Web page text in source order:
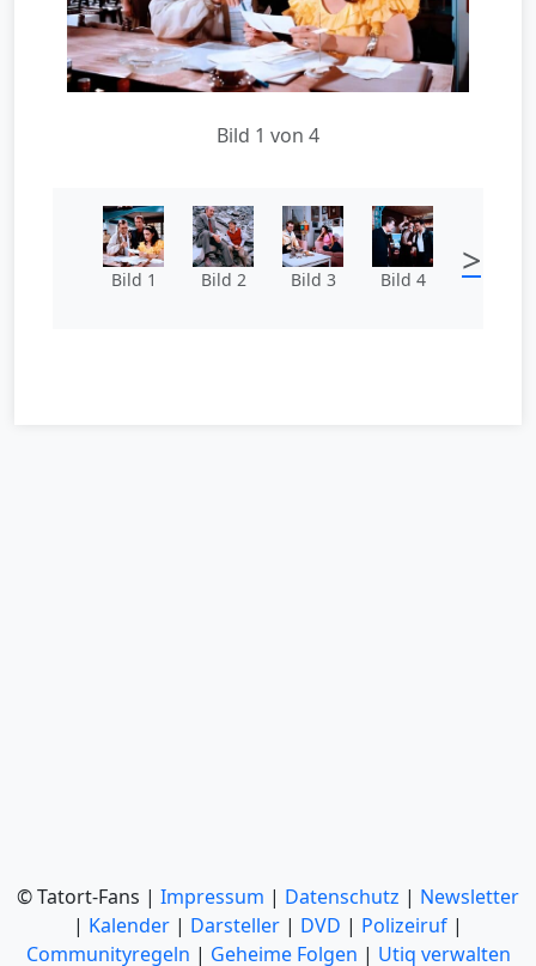
Bild 1 von 4
Bild 1 Bild 2 Bild 3 Bild 4 >
© Tatort-Fans | Impressum | Datenschutz | Newsletter
| Kalender | Darsteller | DVD | Polizeiruf |
Communityregeln | Geheime Folgen | Utiq verwalten